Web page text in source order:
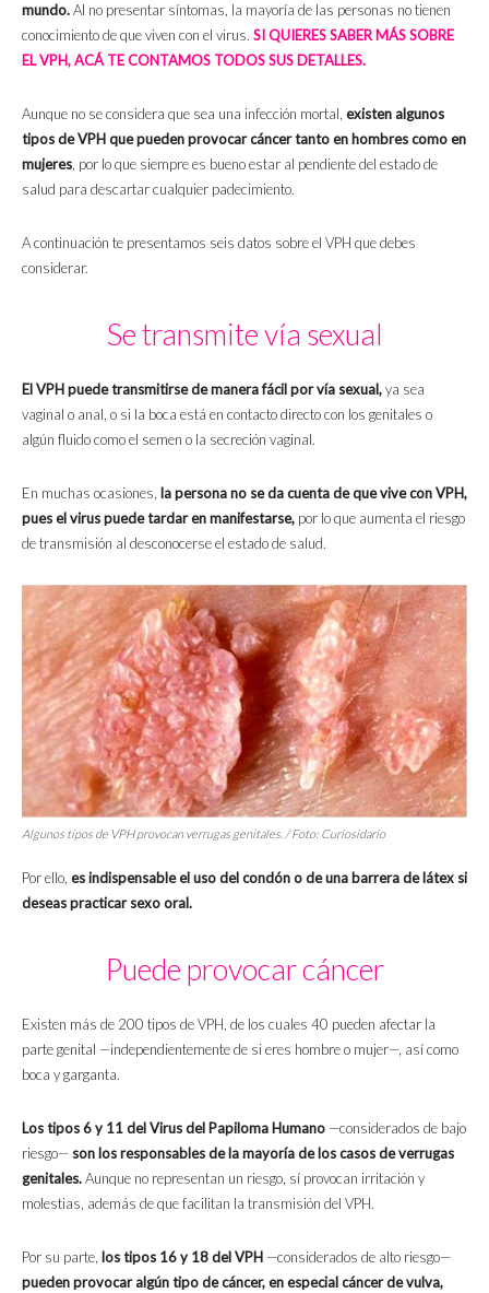
mundo.Al no presentar síntomas, la mayoría de las personas no tienen
conocimiento de que viven con el virus. SI QUIERES SABER MÁS SOBRE
EL VPH, ACÁ TE CONTAMOS TODOS SUS DETALLES.
Aunque no se considera que sea una infección mortal, existen algunos
tipos de VPH que pueden provocar cáncer tanto en hombres como en
mujeres, por lo que siempre es bueno estar al pendiente del estado de
salud para descartar cualquier padecimiento.
A continuación te presentamos seis datos sobre el VPH que debes
considerar.
Se transmite vía sexual
El VPH puede transmitirse de manera fácil por vía sexual,ya sea
vaginal o anal, o si la boca está en contacto directo con los genitales o
algún fluido como el semen o la secreción vaginal.
En muchas ocasiones, la persona no se da cuenta de que vive con VPH,
pues el virus puede tardar en manifestarse, por lo que aumenta el riesgo
de transmisión al desconocerse el estado de salud.
Algunos tipos de VPH provocan verrugas genitales. / Foto: Curiosidario
Por ello, es indispensable el uso del condón o de una barrera de látex si
deseas practicar sexo oral.
Puede provocar cáncer
Existen más de 200 tipos de VPH, de los cuales 40 pueden afectar la
parte genital —independientemente de si eres hombre o mujer—, así como
boca y garganta.
Los tipos 6 y 11 del Virus del Papiloma Humano —considerados de bajo
riesgo— son los responsables de la mayoría de los casos de verrugas
genitales.Aunque no representan un riesgo, sí provocan irritación y
molestias, además de que facilitan la transmisión del VPH.
Por su parte, los tipos 16 y 18 del VPH —considerados de alto riesgo—
pueden provocar algún tipo de cáncer,en especial cáncer de vulva,